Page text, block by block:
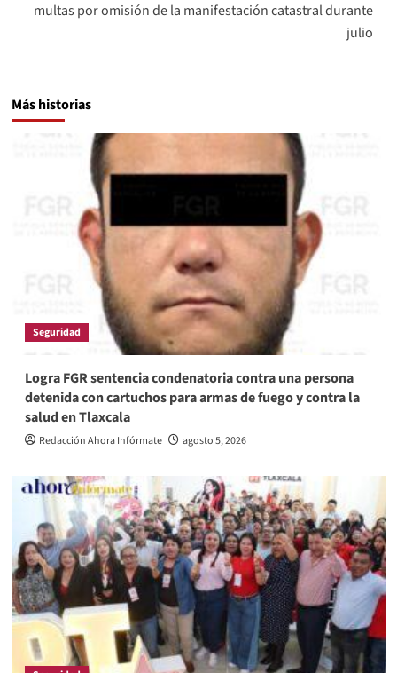
multas por omisión de la manifestación catastral durante
julio
Más historias
Seguridad
Logra FGR sentencia condenatoria contra una persona
detenida con cartuchos para armas de fuego y contra la
salud en Tlaxcala
Redacción Ahora Infórmate agosto 5, 2026